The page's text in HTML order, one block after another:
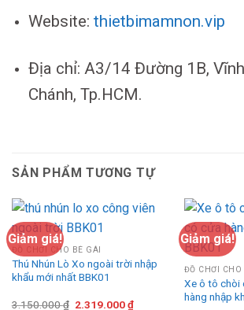
Website: thietbimamnon.vip
Địa chỉ: A3/14 Đường 1B,
Chánh, Tp.HCM.
SẢN PHẨM TƯƠNG TỰ
Giảm giá!
ĐỒ CHƠI CHO BÉ GÁI
Thú Nhún Lò Xo ngoài trời nhập
khẩu mới nhất BBK01
3.150.000₫ Giá
2.319.000₫Giá
Giảm giá!
ĐỒ CHƠI CHO
Xe ô tô chòi
hàng nhập